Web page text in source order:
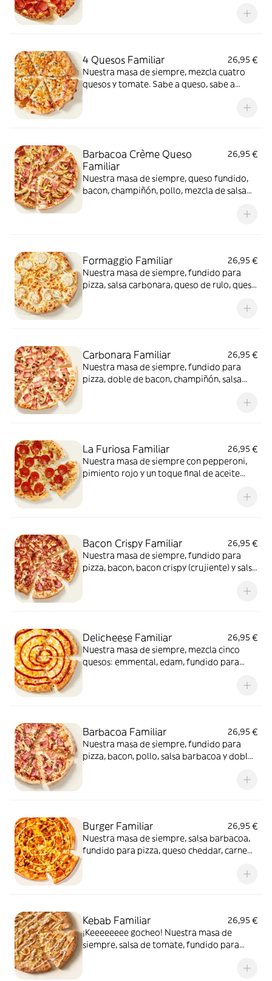
4 Quesos Familiar
26,95 €
Nuestra masa de siempre, mezcla cuatro
quesos y tomate. Sabe a queso, sabe a
Barbacoa Crème Queso
Familiar
26,95 €
Nuestra masa de siempre, queso fundido,
bacon, champiñón, pollo, mezcla de salsa
Formaggio Familiar
26,95 €
Nuestra masa de siempre, fundido para
pizza, salsa carbonara, queso de rulo, queso
cheddar, gouda, emmental , mozzarella y
Carbonara Familiar
26,95 €
Nuestra masa de siempre, fundido para
pizza, doble de bacon, champiñón, salsa
La Furiosa Familiar
26,95 €
Nuestra masa de siempre con pepperoni,
pimiento rojo y un toque final de aceite
Bacon Crispy Familiar
26,95 €
Nuestra masa de siempre, fundido para
pizza, bacon, bacon crispy (crujiente) y salsa
Delicheese Familiar
26,95 €
Nuestra masa de siempre, mezcla cinco
quesos: emmental, edam, fundido para
confitado y orégano. El festival de queso
Barbacoa Familiar
26,95 €
Nuestra masa de siempre, fundido para
pizza, bacon, pollo, salsa barbacoa y doble
Burger Familiar
26,95 €
Nuestra masa de siempre, salsa barbacoa,
fundido para pizza, queso cheddar, carne
Kebab Familiar
26,95 €
¡Keeeeeeee gocheo! Nuestra masa de
siempre, salsa de tomate, fundido para